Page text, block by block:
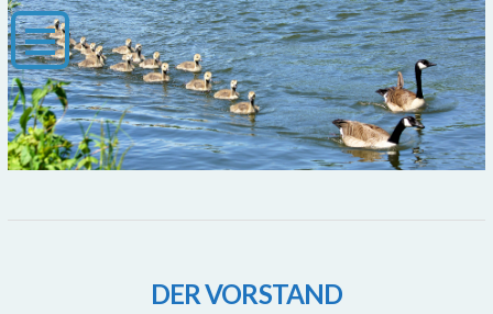
DER VORSTAND